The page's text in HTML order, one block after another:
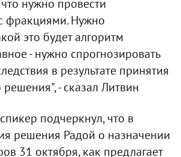
нужно провести
фракциями. Нужно
это будет алгоритм
- нужно спрогнозировать
в результате принятия
решения", - сказал Литвин
подчеркнул, что в
решения Радой о назначении
31 октября, как предлагает